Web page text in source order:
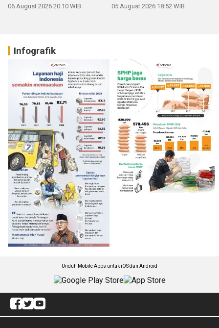
06 August 2026 20:10 WIB 05 August 2026 18:52 WIB
Infografik
Unduh Mobile Apps untuk iOS dan Android